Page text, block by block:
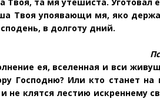
Твоя упоявающи мя, яко
в долготу дний.
ея, вселенная и вси
Господню? Или кто станет на
не клятся лестию искреннему